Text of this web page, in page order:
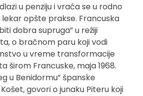
u penziju i vraća se u rodno
lekar opšte prakse. Francuska
dobra supruga” u režiji
o bračnom paru koji vodi
u vreme transformacije
širom Francuske, maja 1968.
u Benidormu” španske
govori o junaku Piteru koji